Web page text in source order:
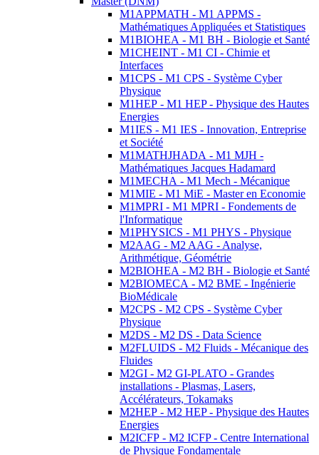
M1APPMATH - M1 APPMS -
Mathématiques Appliquées et Statistiques
M1BIOHEA - M1 BH - Biologie et Santé
M1CHEINT - M1 CI - Chimie et
Interfaces
M1CPS - M1 CPS - Système Cyber
Physique
M1HEP - M1 HEP - Physique des Hautes
Energies
M1IES - M1 IES - Innovation, Entreprise
et Société
M1MATHJHADA - M1 MJH -
Mathématiques Jacques Hadamard
M1MECHA - M1 Mech - Mécanique
M1MIE - M1 MiE - Master en Economie
M1MPRI - M1 MPRI - Fondements de
l'Informatique
M1PHYSICS - M1 PHYS - Physique
M2AAG - M2 AAG - Analyse,
Arithmétique, Géométrie
M2BIOHEA - M2 BH - Biologie et Santé
M2BIOMECA - M2 BME - Ingénierie
BioMédicale
M2CPS - M2 CPS - Système Cyber
Physique
M2DS - M2 DS - Data Science
M2FLUIDS - M2 Fluids - Mécanique des
Fluides
M2GI - M2 GI-PLATO - Grandes
installations - Plasmas, Lasers,
Accélérateurs, Tokamaks
M2HEP - M2 HEP - Physique des Hautes
Energies
M2ICFP - M2 ICFP - Centre International
de Physique Fondamentale